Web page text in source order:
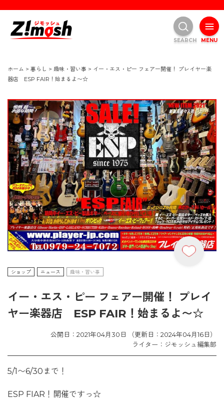
ホーム > 暮らし > 趣味・習い事 > イー・エス・ピー フェアー開催！ プレイヤー楽
器店 ESP FAIR！始まるよ〜☆
ショップ ニュース 趣味・習い事
イー・エス・ピー フェアー開催！ プレイ
ヤー楽器店 ESP FAIR！始まるよ〜☆
公開日：2021年04月30日 （更新日：2024年04月16日）
ライター：ジモッシュ編集部
5/1〜6/30まで！
ESP FIAR！開催ですっ☆
MENU
SEARCH